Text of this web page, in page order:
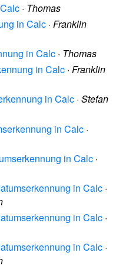
· Thomas
in Calc · Franklin
in Calc · Thomas
in Calc · Franklin
in Calc · Stefan
in Calc ·
in Calc ·
in Calc ·
in Calc ·
in Calc ·